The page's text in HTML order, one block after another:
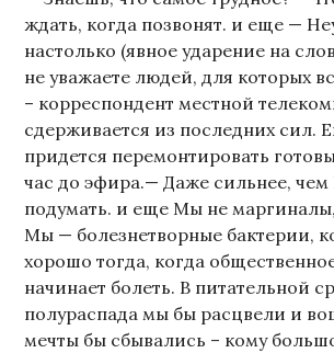
ждать, когда позвонят. и еще —
настолько (явное ударение на
не уважаете людей, для которых
– корреспондент местной
сдерживается из последних сил.
придется перемонтировать
час до эфира.— Даже сильнее,
подумать. и еще Мы не
Мы — болезнетворные бактерии,
хорошо тогда, когда
начинает болеть. В питательной
полураспада мы бы расцвели и
мечты бы сбывались – кому